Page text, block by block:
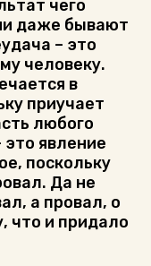
чего
даже бывают
– это
человеку.
в
приучает
любого
это явление
поскольку
Да не
а провал, о
что и придало